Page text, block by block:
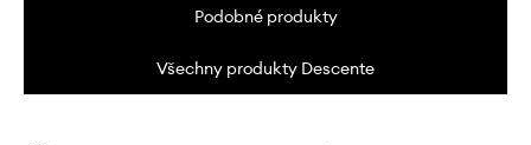
Podobné produkty
Všechny produkty Descente